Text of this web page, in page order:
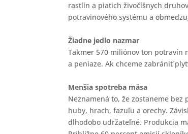
rastlín a piatich živočíšnych
potravinového systému a
Žiadne jedlo nazmar
Takmer 570 miliónov ton potravín
a peniaze. Ak chceme zabrániť
Menšia spotreba mäsa
Neznamená to, že zostaneme
huby, hrach, fazuľu a orechy.
dlhodobo udržateľné. Produkcia